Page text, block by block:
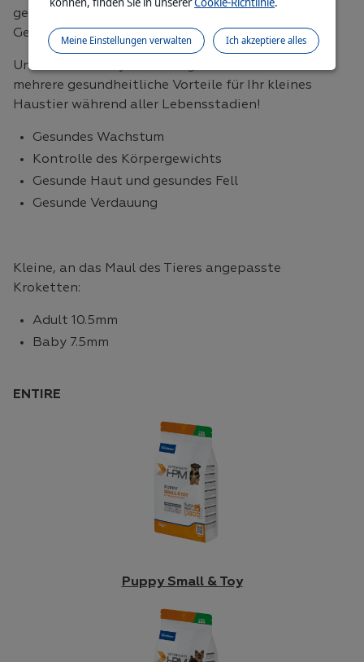
gesundheitliche Vorteile und einen natürlichen
Geschmack bietet, den sie lieben werden!
Unser Small & Toy Ernährungssortiment bietet
mehrere gesundheitliche Vorteile für Ihr kleines
Haustier während aller Lebensstadien!
Gesundes Wachstum
Kontrolle des Körpergewichts
Gesunde Haut und gesundes Fell
Gesunde Verdauung
Kleine, an das Maul des Tieres angepasste
Kroketten:
Adult 10.5mm
Baby 7.5mm
ENTIRE
Puppy Small & Toy
Ich akzeptiere alles
Meine Einstellungen verwalten